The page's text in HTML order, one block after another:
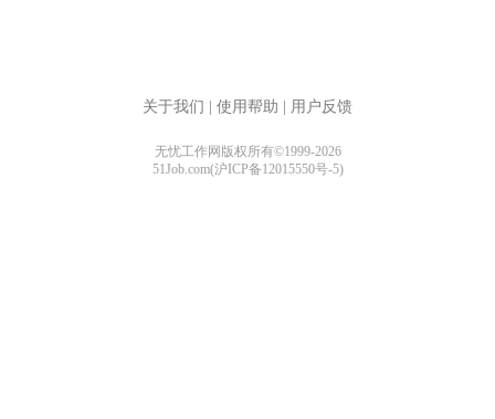
关于我们 使用帮助 用户反馈
无忧工作网版权所有©1999-2026
51Job.com(沪ICP备12015550号-5)